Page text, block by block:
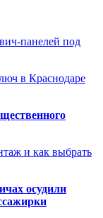
панелей под
в Краснодаре
и как выбрать
осудили